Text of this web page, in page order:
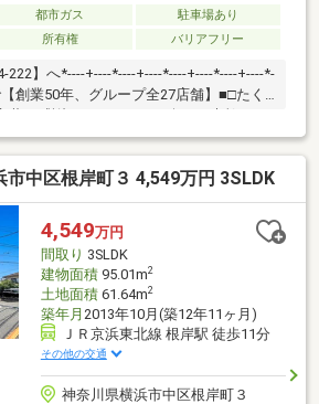
都市ガス
駐車場あり
所有権 バリアフリー
222】へ*----+----*----+----*----+----*----+----*-
創業50年、グループ全27店舗】■□たく
お家探しを始めてみようと思われたらま
ス新横浜に相談してみませんか？何も決
まずはお客様の夢をお聞かせください！
思っていただけるように、スタッフ一同
です！】お客様のお問合せをお待ちして
市中区根岸町３ 4,549万円 3SLDK
4,549万円
間取り 3SLDK
建物面積95.01m2
土地面積61.64m2
築年月 2013年10月(築12年11ヶ月)
ＪＲ京浜東北線 根岸駅 徒歩11分
その他の交通
神奈川県横浜市中区根岸町３